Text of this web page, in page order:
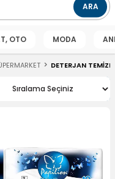
OTO MODA
DETERJAN
Sıralama